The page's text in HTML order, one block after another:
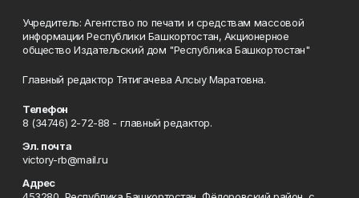
Учредитель: Агентство по печати и средствам массовой
информации Республики Башкортостан, Акционерное
общество Издательский дом "Республика Башкортостан"
Главный редактор Тятигачева Алсыу Маратовна.
Телефон
8 (34746) 2-72-88 - главный редактор.
Эл. почта
victory-rb@mail.ru
Адрес